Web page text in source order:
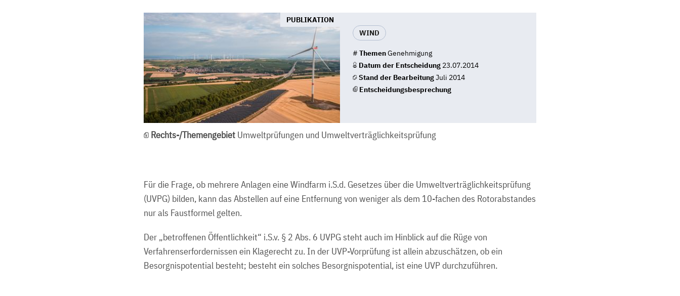
PUBLIKATION
WIND
# ThemenGenehmigung
Datum der Entscheidung 23.07.2014
Stand der BearbeitungJuli 2014
Entscheidungsbesprechung
Rechts-/ThemengebietUmweltprüfungen und Umweltverträglichkeitsprüfung
Für die Frage, ob mehrere Anlagen eine Windfarm i.S.d. Gesetzes über die Umweltverträglichkeitsprüfung
(UVPG) bilden, kann das Abstellen auf eine Entfernung von weniger als dem 10-fachen des Rotorabstandes
nur als Faustformel gelten.
Der „betroffenen Öffentlichkeit“ i.S.v. § 2 Abs. 6 UVPG steht auch im Hinblick auf die Rüge von
Verfahrenserfordernissen ein Klagerecht zu. In der UVP-Vorprüfung ist allein abzuschätzen, ob ein
Besorgnispotential besteht; besteht ein solches Besorgnispotential, ist eine UVP durchzuführen.